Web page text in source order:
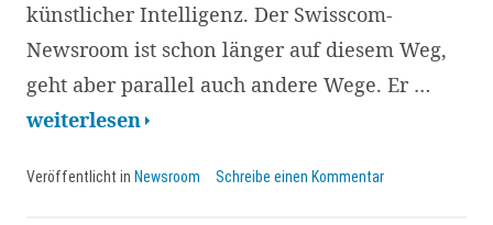
künstlicher Intelligenz. Der Swisscom-
Newsroom ist schon länger auf diesem Weg,
geht aber parallel auch andere Wege. Er …
Von
bis
weiterlesen
Veröffentlicht in Newsroom Schreibe einen Kommentar